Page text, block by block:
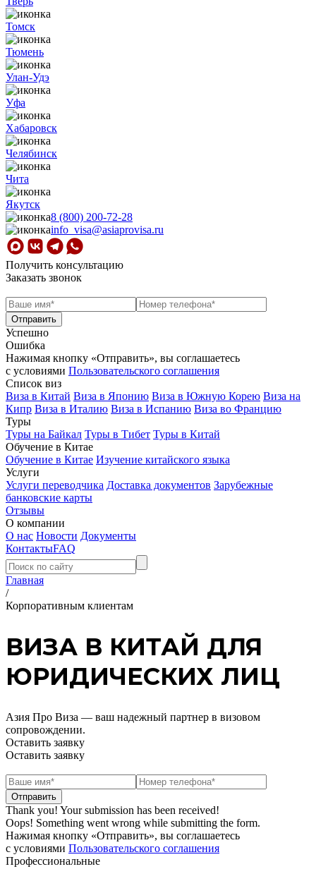
Томск
Тюмень
Улан-Удэ
Уфа
Хабаровск
Челябинск
Чита
Якутск
8 (800) 200-72-28
info_visa@asiaprovisa.ru
Получить консультацию
Заказать звонок
Успешно
Ошибка
Нажимая кнопку «Отправить», вы соглашаетесь
с условиями Пользовательского соглашения
Список виз
Виза в Китай Виза в Японию Виза в Южную Корею Виза на
Кипр Виза в Италию Виза в Испанию Виза во Францию
Туры
Туры на Байкал Туры в Тибет Туры в Китай
Обучение в Китае
Обучение в Китае Изучение китайского языка
Услуги
Услуги переводчика Доставка документов Зарубежные
банковские карты
Отзывы
О компании
О нас Новости Документы
КонтактыFAQ
Главная
/
Корпоративным клиентам
ВИЗА В КИТАЙ ДЛЯ
ЮРИДИЧЕСКИХ ЛИЦ
Азия Про Виза — ваш надежный партнер в визовом
сопровождении.
Оставить заявку
Оставить заявку
Thank you! Your submission has been received!
Oops! Something went wrong while submitting the form.
Нажимая кнопку «Отправить», вы соглашаетесь
с условиями Пользовательского соглашения
Профессиональные